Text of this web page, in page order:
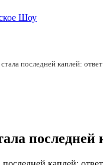
последней каплей: